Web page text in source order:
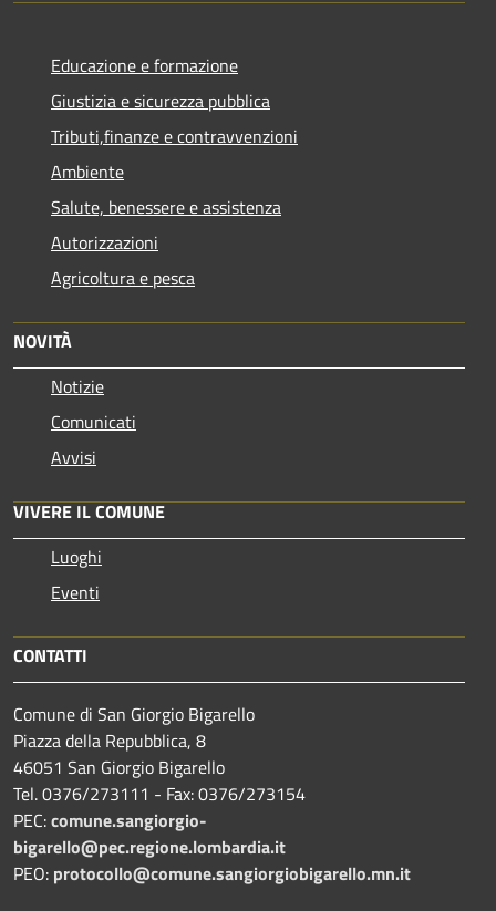
Educazione e formazione
Giustizia e sicurezza pubblica
Tributi,finanze e contravvenzioni
Ambiente
Salute, benessere e assistenza
Autorizzazioni
Agricoltura e pesca
NOVITÀ
Notizie
Comunicati
Avvisi
VIVERE IL COMUNE
Luoghi
Eventi
CONTATTI
Comune di San Giorgio Bigarello
Piazza della Repubblica, 8
46051 San Giorgio Bigarello
Tel. 0376/273111 - Fax: 0376/273154
PEC:comune.sangiorgio-
bigarello@pec.regione.lombardia.it
PEO: protocollo@comune.sangiorgiobigarello.mn.it